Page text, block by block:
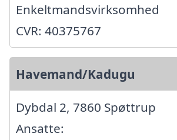
Enkeltmandsvirksomhed
CVR: 40375767
Havemand/Kadugu
Dybdal 2, 7860 Spøttrup
Ansatte: